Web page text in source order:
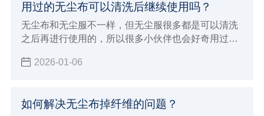
用过的无尘布可以清洗后继续使用吗？
无尘布和无尘服不一样，但无尘服很多都是可以清洗
之后再进行使用的，所以很多小伙伴也会好奇用过的
家一下，让大家对无尘布产品有个基本的认识和了
2026-01-06
如何解决无尘布掉纤维的问题？